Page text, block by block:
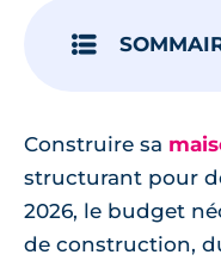
Construire sa
structurant pour
2026, le budget
de construction,